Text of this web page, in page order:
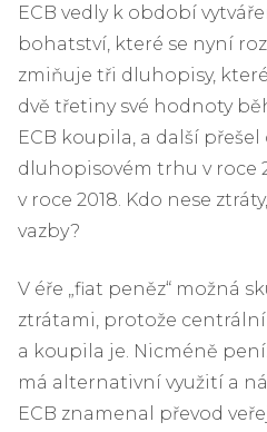
ECB vedly k období
bohatství, které se nyní
zmiňuje tři dluhopisy,
dvě třetiny své hodnoty
ECB koupila, a další
dluhopisovém trhu v roce
v roce 2018. Kdo nese
vazby?
V éře „fiat peněz“ možná
ztrátami, protože
a koupila je. Nicméně
má alternativní využití a
ECB znamenal převod